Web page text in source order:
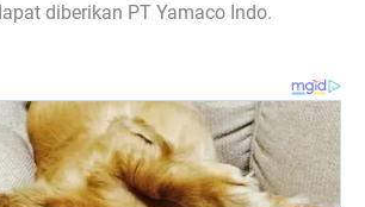
diberikan PT Yamaco Indo.